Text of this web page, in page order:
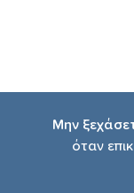
Μην
όταν